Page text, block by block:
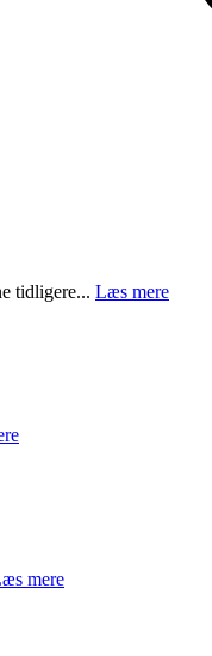
tidligere... Læs mere
mere